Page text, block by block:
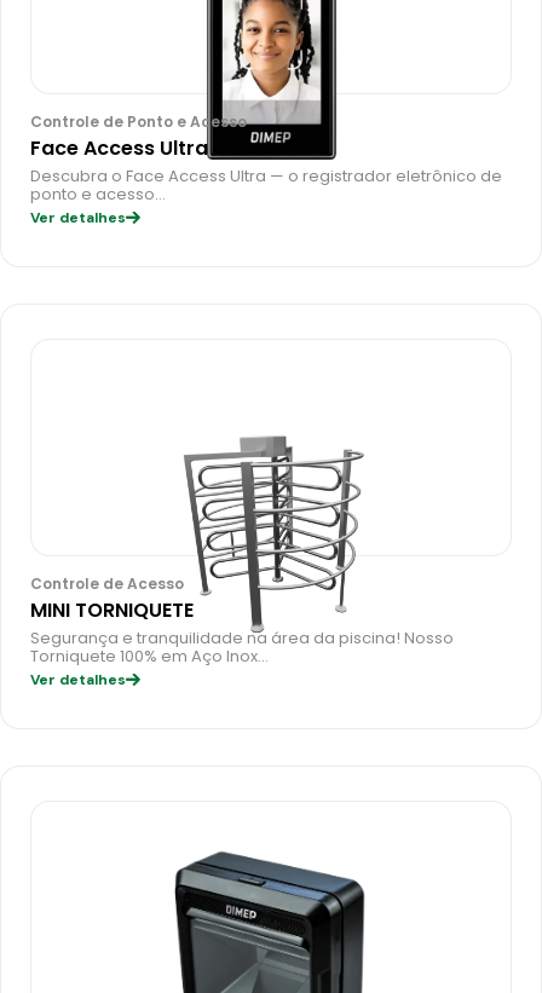
Controle de Ponto e Acesso
Face Access Ultra
Descubra o Face Access Ultra — o registrador eletrônico de
ponto e acesso…
Ver detalhes
Controle de Acesso
MINI TORNIQUETE
Segurança e tranquilidade na área da piscina! Nosso
Torniquete 100% em Aço Inox…
Ver detalhes